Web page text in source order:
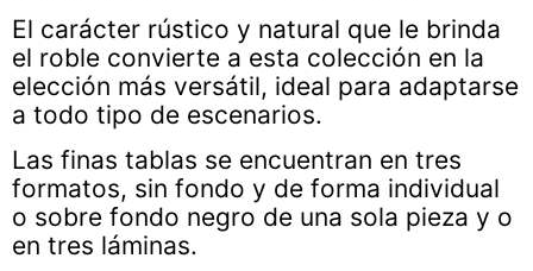
El carácter rústico y natural que le brinda
el roble convierte a esta colección en la
elección más versátil, ideal para adaptarse
a todo tipo de escenarios.
Las finas tablas se encuentran en tres
formatos, sin fondo y de forma individual
o sobre fondo negro de una sola pieza y o
en tres láminas.